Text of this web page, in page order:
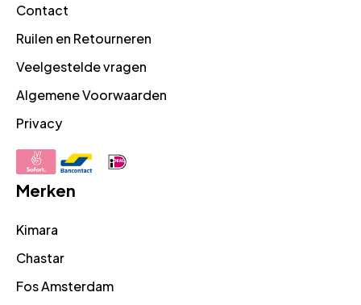
Contact
Ruilen en Retourneren
Veelgestelde vragen
Algemene Voorwaarden
Privacy
Merken
Kimara
Chastar
Fos Amsterdam